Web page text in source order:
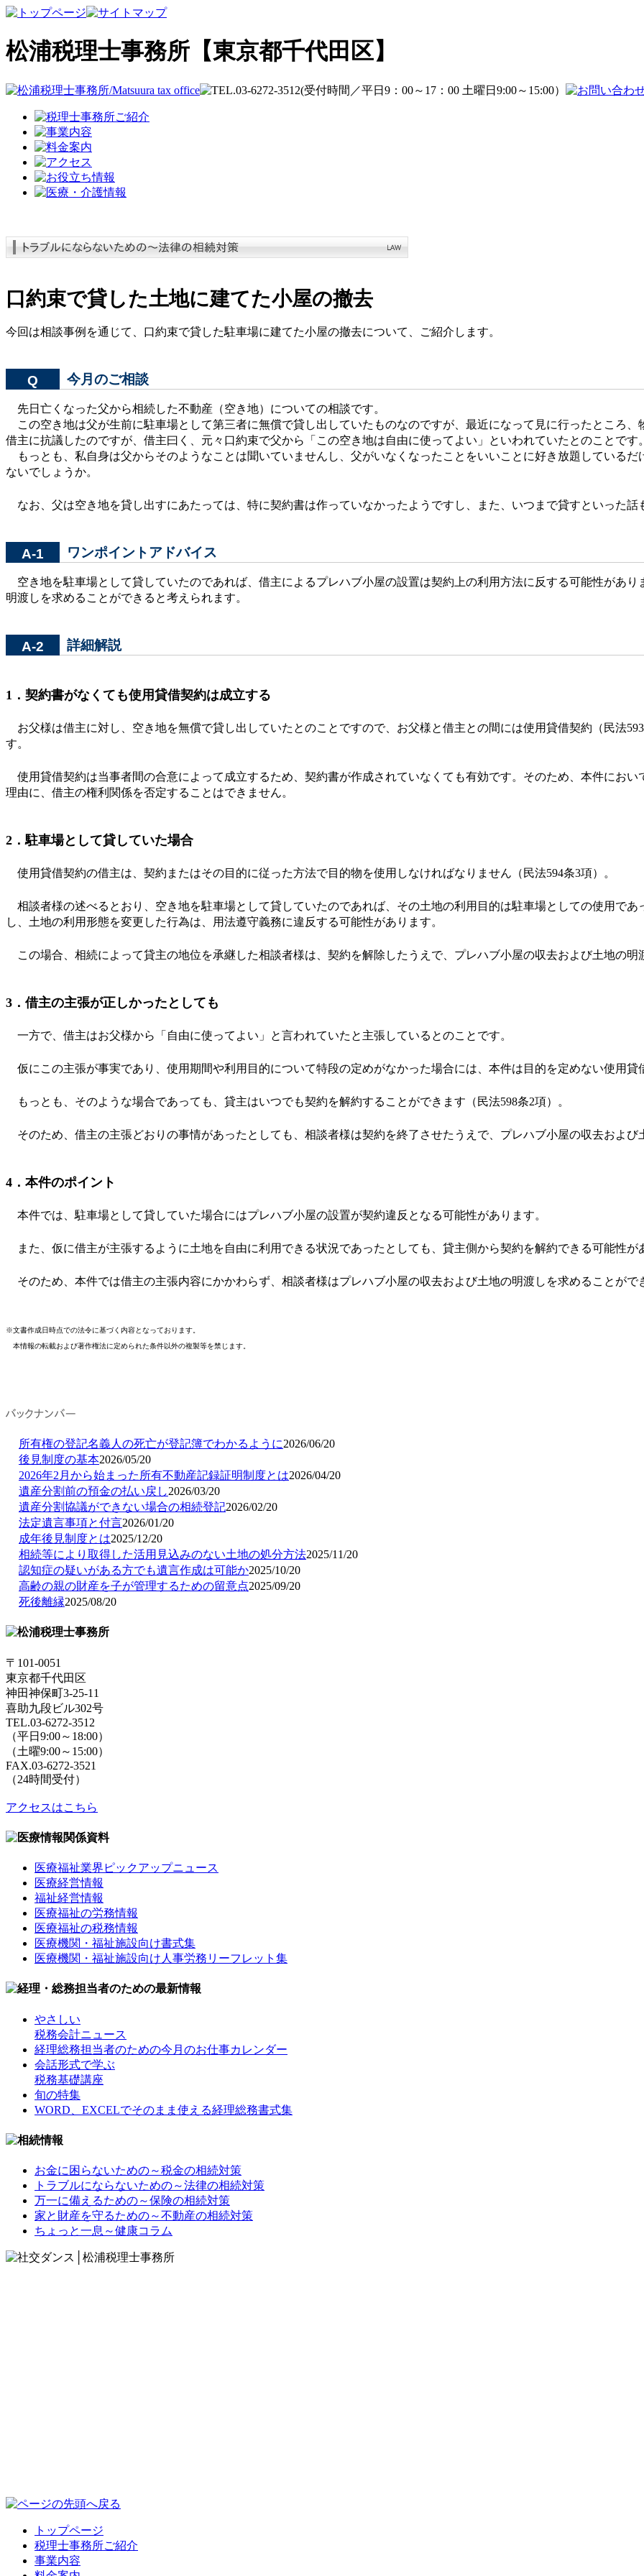
松浦税理士事務所【東京都千代田区】
口約束で貸した土地に建てた小屋の撤去
今回は相談事例を通じて、口約束で貸した駐車場に建てた小屋の撤去について、ご紹介します。
Q 今月のご相談
先日亡くなった父から相続した不動産（空き地）についての相談です。
この空き地は父が生前に駐車場として第三者に無償で貸し出していたものなのですが、最近になって見に行ったところ
借主に抗議したのですが、借主曰く、元々口約束で父から「この空き地は自由に使ってよい」といわれていたとのことです
もっとも、私自身は父からそのようなことは聞いていませんし、父がいなくなったことをいいことに好き放題している
ないでしょうか。
なお、父は空き地を貸し出すにあたっては、特に契約書は作っていなかったようですし、また、いつまで貸すといった話
A-1 ワンポイントアドバイス
空き地を駐車場として貸していたのであれば、借主によるプレハブ小屋の設置は契約上の利用方法に反する可能性があ
明渡しを求めることができると考えられます。
A-2 詳細解説
1．契約書がなくても使用貸借契約は成立する
お父様は借主に対し、空き地を無償で貸し出していたとのことですので、お父様と借主との間には使用貸借契約（民法
す。
使用貸借契約は当事者間の合意によって成立するため、契約書が作成されていなくても有効です。そのため、本件におい
理由に、借主の権利関係を否定することはできません。
2．駐車場として貸していた場合
使用貸借契約の借主は、契約またはその目的に従った方法で目的物を使用しなければなりません（民法594条3項）。
相談者様の述べるとおり、空き地を駐車場として貸していたのであれば、その土地の利用目的は駐車場としての使用で
し、土地の利用形態を変更した行為は、用法遵守義務に違反する可能性があります。
この場合、相続によって貸主の地位を承継した相談者様は、契約を解除したうえで、プレハブ小屋の収去および土地の
3．借主の主張が正しかったとしても
一方で、借主はお父様から「自由に使ってよい」と言われていたと主張しているとのことです。
仮にこの主張が事実であり、使用期間や利用目的について特段の定めがなかった場合には、本件は目的を定めない使用貸
もっとも、そのような場合であっても、貸主はいつでも契約を解約することができます（民法598条2項）。
そのため、借主の主張どおりの事情があったとしても、相談者様は契約を終了させたうえで、プレハブ小屋の収去およ
4．本件のポイント
本件では、駐車場として貸していた場合にはプレハブ小屋の設置が契約違反となる可能性があります。
また、仮に借主が主張するように土地を自由に利用できる状況であったとしても、貸主側から契約を解約できる可能性が
そのため、本件では借主の主張内容にかかわらず、相談者様はプレハブ小屋の収去および土地の明渡しを求めることがで
※文書作成日時点での法令に基づく内容となっております。
本情報の転載および著作権法に定められた条件以外の複製等を禁じます。
所有権の登記名義人の死亡が登記簿でわかるように2026/06/20
後見制度の基本2026/05/20
2026年2月から始まった所有不動産記録証明制度とは2026/04/20
遺産分割前の預金の払い戻し2026/03/20
遺産分割協議ができない場合の相続登記2026/02/20
法定遺言事項と付言2026/01/20
成年後見制度とは2025/12/20
相続等により取得した活用見込みのない土地の処分方法2025/11/20
認知症の疑いがある方でも遺言作成は可能か2025/10/20
高齢の親の財産を子が管理するための留意点2025/09/20
死後離縁2025/08/20
〒101-0051
東京都千代田区
神田神保町3-25-11
喜助九段ビル302号
TEL.03-6272-3512
（平日9:00～18:00）
（土曜9:00～15:00）
FAX.03-6272-3521
（24時間受付）
アクセスはこちら
医療福祉業界ピックアップニュース
医療経営情報
福祉経営情報
医療福祉の労務情報
医療福祉の税務情報
医療機関・福祉施設向け書式集
医療機関・福祉施設向け人事労務リーフレット集
やさしい
税務会計ニュース
経理総務担当者のための今月のお仕事カレンダー
会話形式で学ぶ
税務基礎講座
旬の特集
WORD、EXCELでそのまま使える経理総務書式集
お金に困らないための～税金の相続対策
トラブルにならないための～法律の相続対策
万一に備えるための～保険の相続対策
家と財産を守るための～不動産の相続対策
ちょっと一息～健康コラム
トップページ
税理士事務所ご紹介
事業内容